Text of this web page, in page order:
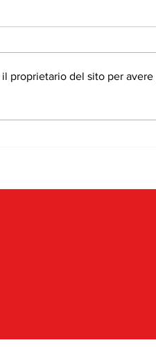
proprietario del sito per avere